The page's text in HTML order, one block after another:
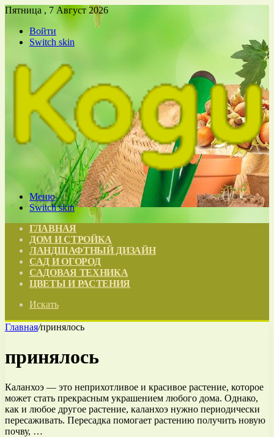
Пятница , 7 Август 2026
Войти
Switch skin
Меню
Switch skin
ГЛАВНАЯ
ДОМ И СТРОЙКА
ЛАНДШАФТНЫЙ ДИЗАЙН
САД И ОГОРОД
САДОВАЯ ТЕХНИКА
ЦВЕТЫ И РАСТЕНИЯ
Искать
Главная/принялось
принялось
Каланхоэ — это неприхотливое и красивое растение, которое
может стать прекрасным украшением любого дома. Однако,
как и любое другое растение, каланхоэ нужно периодически
пересаживать. Пересадка помогает растению получить новую
почву, …